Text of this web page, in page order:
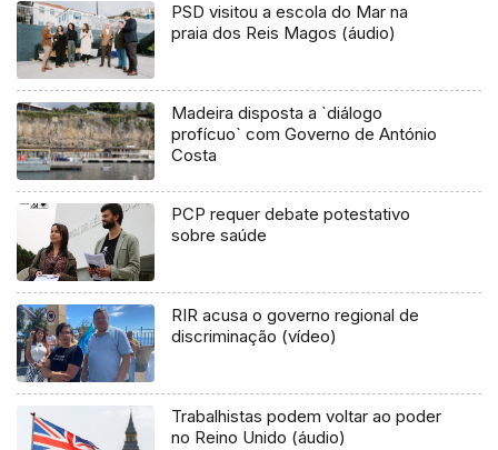
PSD visitou a escola do Mar na
praia dos Reis Magos (áudio)
Madeira disposta a `diálogo
profícuo` com Governo de António
Costa
PCP requer debate potestativo
sobre saúde
RIR acusa o governo regional de
discriminação (vídeo)
Trabalhistas podem voltar ao poder
no Reino Unido (áudio)